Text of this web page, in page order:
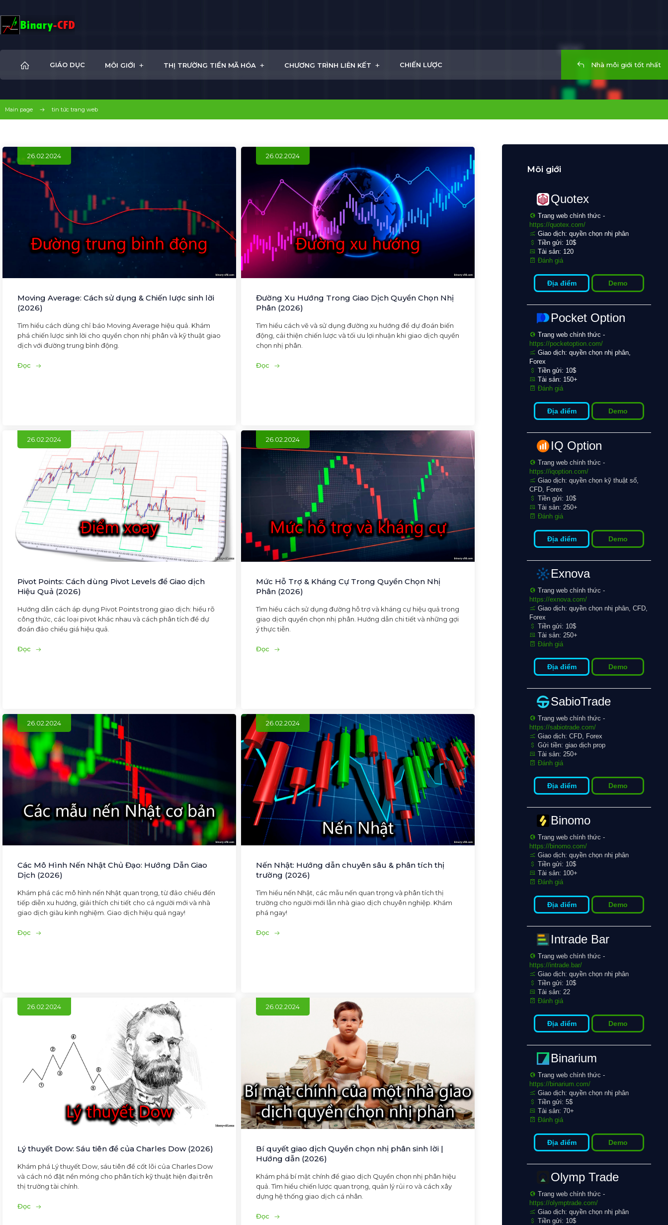
GIÁO DỤC MÔI GIỚI + THỊ TRƯỜNG TIỀN MÃ HÓA + CHƯƠNG TRÌNH LIÊN KẾT + CHIẾN LƯỢC Nhà môi giới tốt nhất
Main page tin tức trang web
26.02.2024
Moving Average: Cách sử dụng & Chiến lược sinh lời
(2026)
Tìm hiểu cách dùng chỉ báo Moving Average hiệu quả. Khám
phá chiến lược sinh lời cho quyền chọn nhị phân và kỹ thuật giao
dịch với đường trung bình động.
Đọc
26.02.2024
Đường Xu Hướng Trong Giao Dịch Quyền Chọn Nhị
Phân (2026)
Tìm hiểu cách vẽ và sử dụng đường xu hướng để dự đoán biến
động, cải thiện chiến lược và tối ưu lợi nhuận khi giao dịch quyền
chọn nhị phân.
Đọc
26.02.2024
Pivot Points: Cách dùng Pivot Levels để Giao dịch
Hiệu Quả (2026)
Hướng dẫn cách áp dụng Pivot Points trong giao dịch: hiểu rõ
công thức, các loại pivot khác nhau và cách phân tích để dự
đoán đảo chiều giá hiệu quả.
Đọc
26.02.2024
Mức Hỗ Trợ & Kháng Cự Trong Quyền Chọn Nhị
Phân (2026)
Tìm hiểu cách sử dụng đường hỗ trợ và kháng cự hiệu quả trong
giao dịch quyền chọn nhị phân. Hướng dẫn chi tiết và những gợi
ý thực tiễn.
Đọc
26.02.2024
Các Mô Hình Nến Nhật Chủ Đạo: Hướng Dẫn Giao
Dịch (2026)
Khám phá các mô hình nến Nhật quan trọng, từ đảo chiều đến
tiếp diễn xu hướng, giải thích chi tiết cho cả người mới và nhà
giao dịch giàu kinh nghiệm. Giao dịch hiệu quả ngay!
Đọc
26.02.2024
Nến Nhật: Hướng dẫn chuyên sâu & phân tích thị
trường (2026)
Tìm hiểu nến Nhật, các mẫu nến quan trọng và phân tích thị
trường cho người mới lẫn nhà giao dịch chuyên nghiệp. Khám
phá ngay!
Đọc
26.02.2024
Lý thuyết Dow: Sáu tiên đề của Charles Dow (2026)
Khám phá Lý thuyết Dow, sáu tiên đề cốt lõi của Charles Dow
và cách nó đặt nền móng cho phân tích kỹ thuật hiện đại trên
thị trường tài chính.
Đọc
26.02.2024
Bí quyết giao dịch Quyền chọn nhị phân sinh lời |
Hướng dẫn (2026)
Khám phá bí mật chính để giao dịch Quyền chọn nhị phân hiệu
quả. Tìm hiểu chiến lược quan trọng, quản lý rủi ro và cách xây
dựng hệ thống giao dịch cá nhân.
Đọc
Môi giới
Quotex
Trang web chính thức -
https://quotex.com/
Giao dịch: quyền chọn nhị phân
Tiền gửi: 10$
Tài sản: 120
Đánh giá
Địa điểm Demo
Pocket Option
Trang web chính thức -
https://pocketoption.com/
Giao dịch: quyền chọn nhị phân,
Forex
Tiền gửi: 10$
Tài sản: 150+
Đánh giá
Địa điểm Demo
IQ Option
Trang web chính thức -
https://iqoption.com/
Giao dịch: quyền chọn kỹ thuật số,
CFD, Forex
Tiền gửi: 10$
Tài sản: 250+
Đánh giá
Địa điểm Demo
Exnova
Trang web chính thức -
https://exnova.com/
Giao dịch: quyền chọn nhị phân, CFD,
Forex
Tiền gửi: 10$
Tài sản: 250+
Đánh giá
Địa điểm Demo
SabioTrade
Trang web chính thức -
https://sabiotrade.com/
Giao dịch: CFD, Forex
Gửi tiền: giao dịch prop
Tài sản: 250+
Đánh giá
Địa điểm Demo
Binomo
Trang web chính thức -
https://binomo.com/
Giao dịch: quyền chọn nhị phân
Tiền gửi: 10$
Tài sản: 100+
Đánh giá
Địa điểm Demo
Intrade Bar
Trang web chính thức -
https://intrade.bar/
Giao dịch: quyền chọn nhị phân
Tiền gửi: 10$
Tài sản: 22
Đánh giá
Địa điểm Demo
Binarium
Trang web chính thức -
https://binarium.com/
Giao dịch: quyền chọn nhị phân
Tiền gửi: 5$
Tài sản: 70+
Đánh giá
Địa điểm Demo
Olymp Trade
Trang web chính thức -
https://olymptrade.com/
Giao dịch: quyền chọn nhị phân
Tiền gửi: 10$